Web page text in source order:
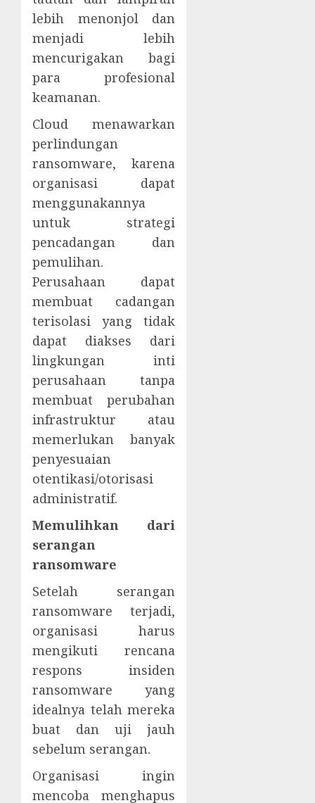
lebih menonjol dan
menjadi lebih
mencurigakan bagi
para profesional
keamanan.
Cloud menawarkan
perlindungan
ransomware, karena
organisasi dapat
menggunakannya
untuk strategi
pencadangan dan
pemulihan.
Perusahaan dapat
membuat cadangan
terisolasi yang tidak
dapat diakses dari
lingkungan inti
perusahaan tanpa
membuat perubahan
infrastruktur atau
memerlukan banyak
penyesuaian
otentikasi/otorisasi
administratif.
Memulihkan dari
serangan
ransomware
Setelah serangan
ransomware terjadi,
organisasi harus
mengikuti rencana
respons insiden
ransomware yang
idealnya telah mereka
buat dan uji jauh
sebelum serangan.
Organisasi ingin
mencoba menghapus